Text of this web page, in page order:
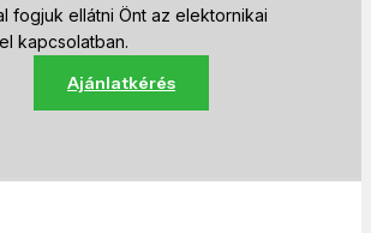
fogjuk ellátni Önt az elektornikai
kapcsolatban.
Ajánlatkérés